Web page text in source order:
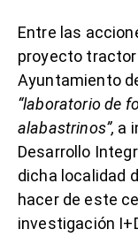
Entre las
proyecto tractor
Ayuntamiento
“laboratorio de
alabastrinos”, a
Desarrollo
dicha localidad
hacer de este
investigación